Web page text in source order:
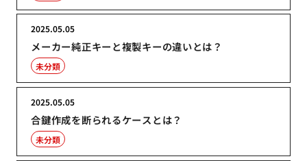
メーカー純正キーと複製キーの違いとは？
2025.05.05
未分類
合鍵作成を断られるケースとは？
2025.05.05
未分類